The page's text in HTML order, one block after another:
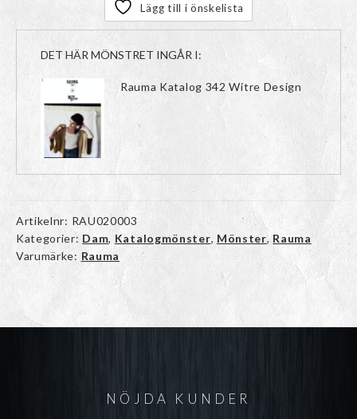
Lägg till i önskelista
DET HÄR MÖNSTRET INGÅR I:
Rauma Katalog 342 Witre Design
Artikelnr: RAU020003
Kategorier: Dam, Katalogmönster, Mönster, Rauma
Varumärke: Rauma
NÖJDA KUNDER